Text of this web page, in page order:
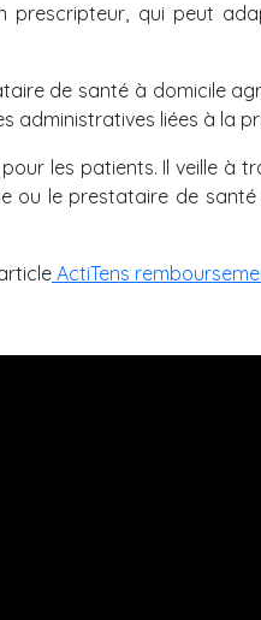
prescripteur, qui peut
de santé à domicile
administratives liées à la
les patients. Il veille à
ou le prestataire de
ActiTens